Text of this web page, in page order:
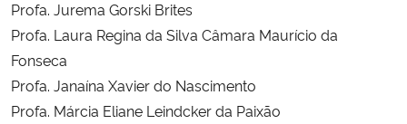
Profa. Jurema Gorski Brites
Profa. Laura Regina da Silva Câmara Maurício da
Fonseca
Profa. Janaína Xavier do Nascimento
Profa. Márcia Eliane Leindcker da Paixão